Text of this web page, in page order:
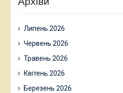
Липень 2026
Червень 2026
Травень 2026
Квітень 2026
Березень 2026